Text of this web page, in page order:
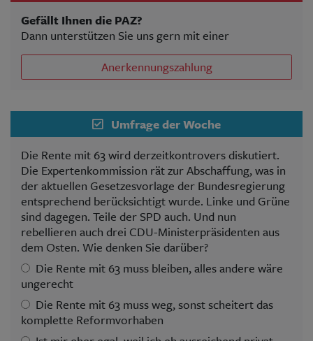
Gefällt Ihnen die PAZ?
Dann unterstützen Sie uns gern mit einer
Anerkennungszahlung
Umfrage der Woche
Die Rente mit 63 wird derzeitkontrovers diskutiert.
Die Expertenkommission rät zur Abschaffung, was in
der aktuellen Gesetzesvorlage der Bundesregierung
entsprechend berücksichtigt wurde. Linke und Grüne
sind dagegen. Teile der SPD auch. Und nun
rebellieren auch drei CDU-Ministerpräsidenten aus
dem Osten. Wie denken Sie darüber?
Die Rente mit 63 muss bleiben, alles andere wäre
ungerecht
Die Rente mit 63 muss weg, sonst scheitert das
komplette Reformvorhaben